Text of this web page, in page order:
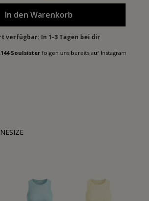
In den Warenkorb
verfügbar: In 1-3 Tagen bei dir
Soulsisterfolgen uns bereits auf Instagram